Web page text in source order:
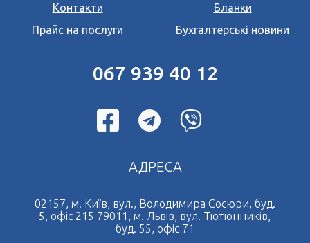
Контакти
Бланки
Прайс на послуги
Бухгалтерські новини
067 939 40 12
АДРЕСА
02157, м. Київ, вул., Володимира Сосюри, буд.
5, офіс 215 79011, м. Львів, вул. Тютюнників,
буд. 55, офіс 71